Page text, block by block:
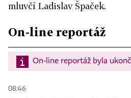
mluvčí Ladislav Špaček.
On-line reportáž
On-line reportáž byla
08:46